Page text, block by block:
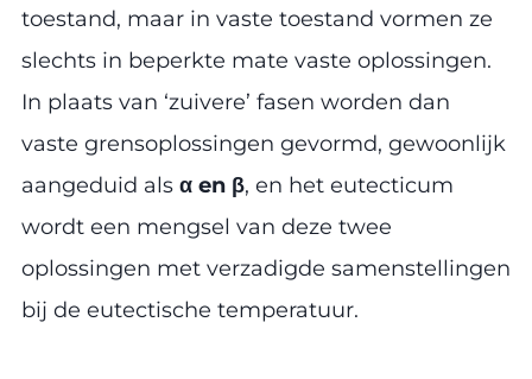
toestand, maar in vaste toestand vormen ze
slechts in beperkte mate vaste oplossingen.
In plaats van ‘zuivere’ fasen worden dan
vaste grensoplossingen gevormd, gewoonlijk
aangeduid als α en β, en het eutecticum
wordt een mengsel van deze twee
oplossingen met verzadigde samenstellingen
bij de eutectische temperatuur.